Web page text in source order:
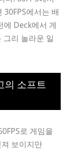
에서는 배
에 Deck에서 게
리 놀라운 일
의 소프트
로 게임을
보이지만